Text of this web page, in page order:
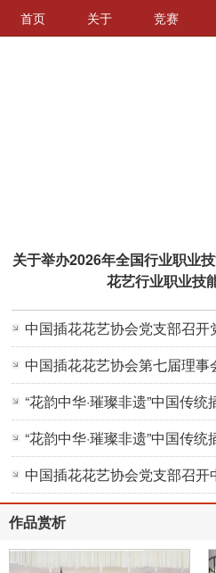
首页 关于 竞赛
关于举办2026年全国行业职业
花艺行业职业技
中国插花花艺协会党支部召
中国插花花艺协会第七届理
“花韵中华·璀璨非遗”中国传
成功举办！
“花韵中华·璀璨非遗”中国传统
中国插花花艺协会党支部召
会暨专题党课学习
作品赏析